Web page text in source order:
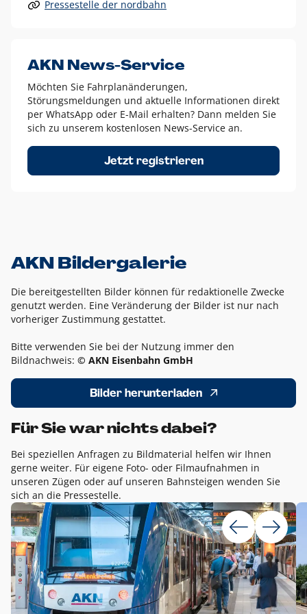
Alle anderen Logo-Varianten dürfen nur in Ausnahmefällen
Diese Ausnahmen sind zum Beispiel:
dem AKN Blau,
weißes Logo auf Fotohintergründen,
schwarzes Logo für reine Schwarz-Weiß-Umsetzungen
Um das Logo herum muss ein Schutzraum von jeweils einer
Höhe bzw. Breite des N aus AKN in alle Richtungen
Pressestelle der nordbahn
AKN News-Service
Möchten Sie Fahrplanänderungen,
Störungsmeldungen und aktuelle Informationen direkt
per WhatsApp oder E-Mail erhalten? Dann melden Sie
sich zu unserem kostenlosen News-Service an.
Jetzt registrieren
AKN Bildergalerie
Die bereitgestellten Bilder können für redaktionelle Zwecke
genutzt werden. Eine Veränderung der Bilder ist nur nach
vorheriger Zustimmung gestattet.
Bitte verwenden Sie bei der Nutzung immer den
Bildnachweis: © AKN Eisenbahn GmbH
Bilder herunterladen
Für Sie war nichts dabei?
Bei speziellen Anfragen zu Bildmaterial helfen wir Ihnen
gerne weiter. Für eigene Foto- oder Filmaufnahmen in
unseren Zügen oder auf unseren Bahnsteigen wenden Sie
sich an die Pressestelle.